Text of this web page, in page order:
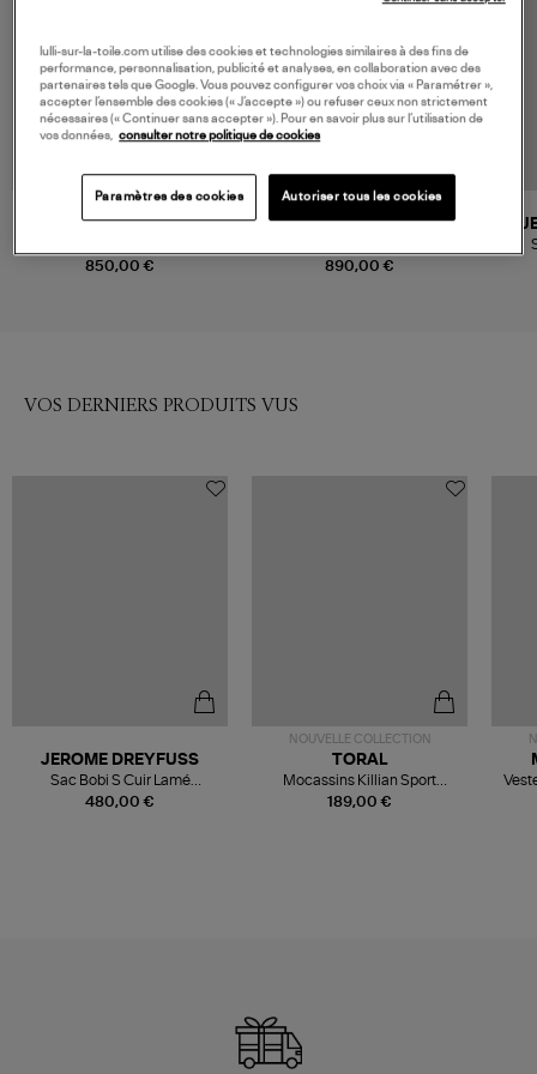
850,00 €
ISABEL MARANT
890,00 €
ISABEL MARANT
VOS DERNIERS PRODUITS VUS
480,00 €
JEROME DREYFUSS
Sac Bobi S Cuir Lamé
Champagne
NOUVELLE COLLECTION
189,00 €
TORAL
Mocassins Killian Sport
Mousse
lulli-sur-la-toile.com utilise des cookies et technologies similaires à des fins de
performance, personnalisation, publicité et analyses, en collaboration avec des
partenaires tels que Google. Vous pouvez configurer vos choix via « Paramétrer »,
accepter l’ensemble des cookies (« J’accepte ») ou refuser ceux non strictement
nécessaires (« Continuer sans accepter »). Pour en savoir plus sur l’utilisation de
vos données, consulter notre politique de cookies
Paramètres des cookies Autoriser tous les cookies